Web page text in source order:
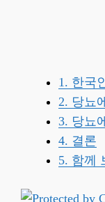
1. 한국
2. 당뇨
3. 당뇨
4. 결론
5. 함께